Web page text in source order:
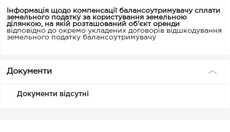
Інформація щодо компенсації балансоутримувачу сплати
земельного податку за користування земельною
ділянкою, на якій розташований об'єкт оренди
відповідно до окремо укладених договорів відшкодування
земельного податку балансоутримувачу
Документи
Документи відсутні